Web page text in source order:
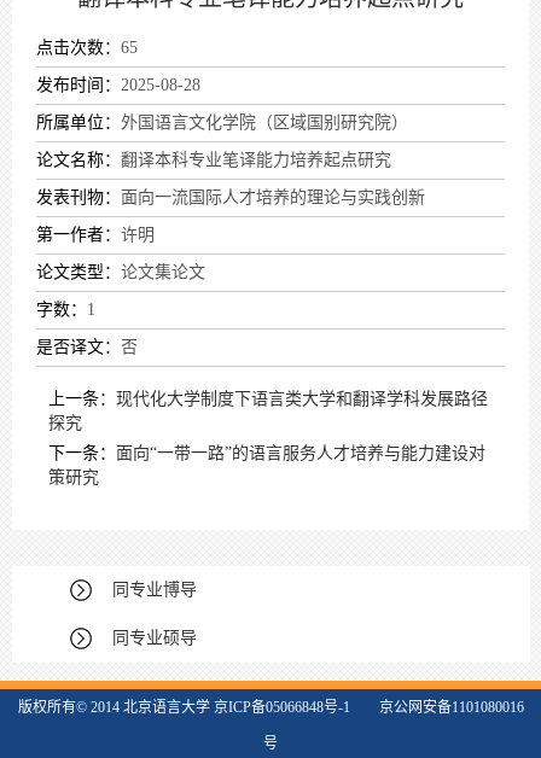
点击次数： 65
发布时间： 2025-08-28
所属单位： 外国语言文化学院（区域国别研究院）
论文名称： 翻译本科专业笔译能力培养起点研究
发表刊物： 面向一流国际人才培养的理论与实践创新
第一作者： 许明
论文类型： 论文集论文
字数： 1
是否译文： 否
上一条： 现代化大学制度下语言类大学和翻译学科发展路径
探究
下一条： 面向“一带一路”的语言服务人才培养与能力建设对
策研究
同专业博导
同专业硕导
版权所有© 2014 北京语言大学 京ICP备05066848号-1 京公网安备1101080016
号